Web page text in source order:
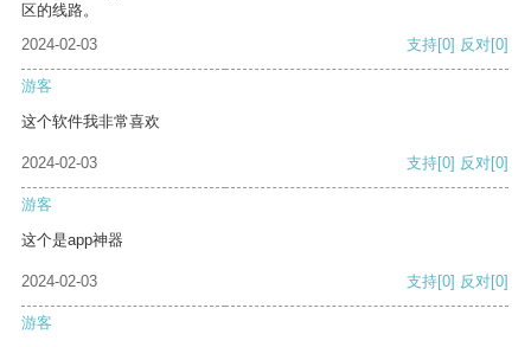
区的线路。
2024-02-03
支持[0] 反对[0]
游客
这个软件我非常喜欢
2024-02-03 支持[0] 反对[0]
游客
这个是app神器
2024-02-03 支持[0] 反对[0]
游客